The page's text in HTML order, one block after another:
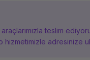
teslim
adresinize